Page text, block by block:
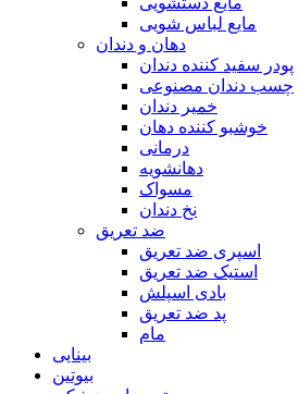
مایع لباس شویی
دهان و دندان
پودر سفید کننده دندان
چسب دندان مصنوعی
خمیر دندان
خوشبو کننده دهان
درمانی
دهانشویه
مسواک
نخ دندان
ضد تعریق
اسپری ضد تعریق
استیک ضد تعریق
بادی اسپلش
پد ضد تعریق
مام
بینایی
بیوتین